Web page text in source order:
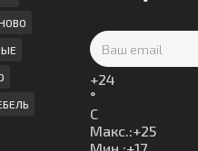
+24
°
C
Макс.:+25